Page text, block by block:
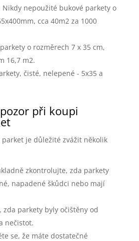
Nikdy nepoužité bukové parkety o
cca 40m2 za 1000
o rozměrech 7 x 35 cm,
16,7 m2.
čisté, nelepené - 5x35 a
při koupi
je důležité zvážit několik
zkontrolujte, zda parkety
napadené škůdci nebo mají
zda parkety byly očištěny od
nečistot.
se, že máte dostatečné